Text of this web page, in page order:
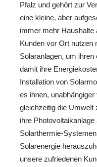
Pfalz und gehört zur
eine kleine, aber
immer mehr Haushalte
Kunden vor Ort nutzen
Solaranlagen, um
damit ihre
Installation von
es ihnen,
gleichzeitig die Umwelt
ihre
Solarthermie-
Solarenergie
unsere zufriedenen